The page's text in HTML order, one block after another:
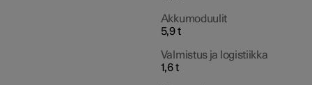
Akkumoduulit
5,9 t
Valmistus ja logistiikka
1,6 t